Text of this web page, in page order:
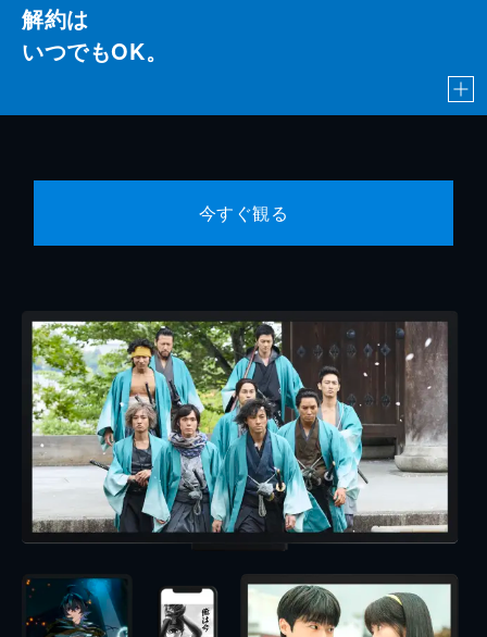
解約は
いつでもOK。
今すぐ観る